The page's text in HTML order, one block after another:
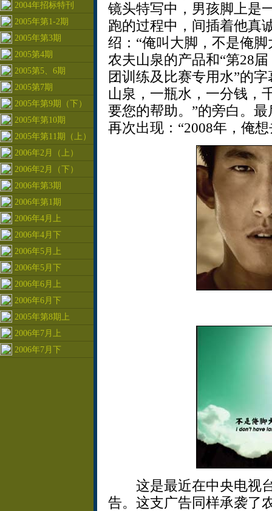
2004年招标特刊
2005年第1-2期
2005年第3期
2005第4期
2005第5、6期
2005第7期
2005年第9期（下）
2005年第10期
2005年第11期（上）
2006年2月（上）
2006年2月（下）
2006年第3期
2006年第1期
2006年4月上
2006年4月下
2006年5月上
2006年5月下
2006年6月上
2006年6月下
2005年第8期上
2006年7月上
2006年7月下
镜头特写中，男孩脚上是
跑的过程中，间插着他真
绍：“俺叫大脚，不是俺
农夫山泉的产品和“第28
团训练及比赛专用水”的
山泉，一瓶水，一分钱，
要您的帮助。”的旁白。
再次出现：“2008年，俺
这是最近在中央电视台
告。这支广告同样承袭了